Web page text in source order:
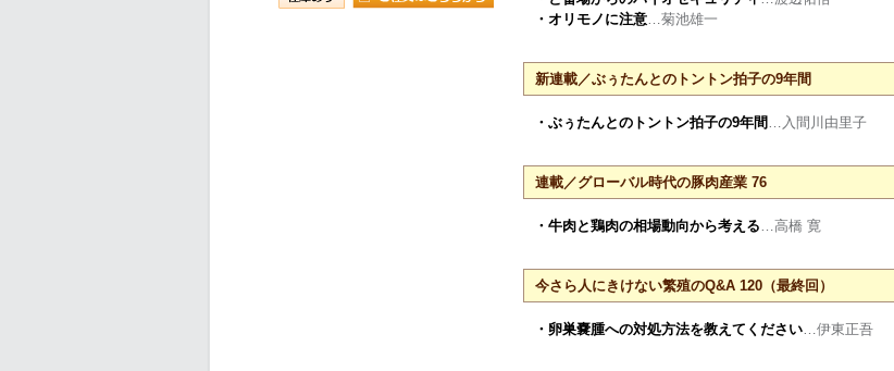
・オリモノに注意…菊池雄一
新連載／ぶぅたんとのトントン拍子の9年間
・ぶぅたんとのトントン拍子の9年間…入間川由里子
連載／グローバル時代の豚肉産業 76
・牛肉と鶏肉の相場動向から考える …高橋 寛
今さら人にきけない繁殖のQ&A 120（最終回）
・卵巣嚢腫への対処方法を教えてください…伊東正吾